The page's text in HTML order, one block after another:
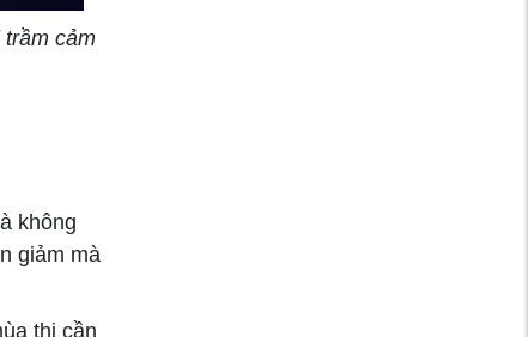
cảm
không
giảm mà
thi cần